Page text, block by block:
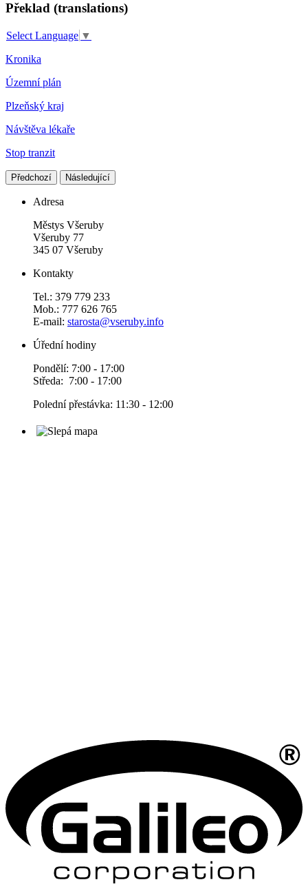
Překlad (translations)
Select Language ▼
Kronika
Územní plán
Plzeňský kraj
Návštěva lékaře
Stop tranzit
Předchozí Následující
Adresa
Městys Všeruby
Všeruby 77
345 07 Všeruby
Kontakty
Tel.: 379 779 233
Mob.: 777 626 765
E-mail: starosta@vseruby.info
Úřední hodiny
Pondělí: 7:00 - 17:00
Středa: 7:00 - 17:00
Polední přestávka: 11:30 - 12:00